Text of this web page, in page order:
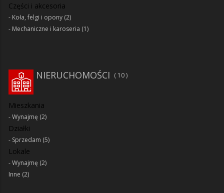
Części i akcesoria
Koła, felgi i opony (2)
Mechaniczne i karoseria (1)
NIERUCHOMOŚCI 10
Mieszkania
Wynajmę (2)
Działki
Sprzedam (5)
Lokale
Wynajmę (2)
Inne (2)